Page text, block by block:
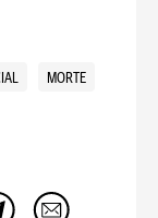
MORTE